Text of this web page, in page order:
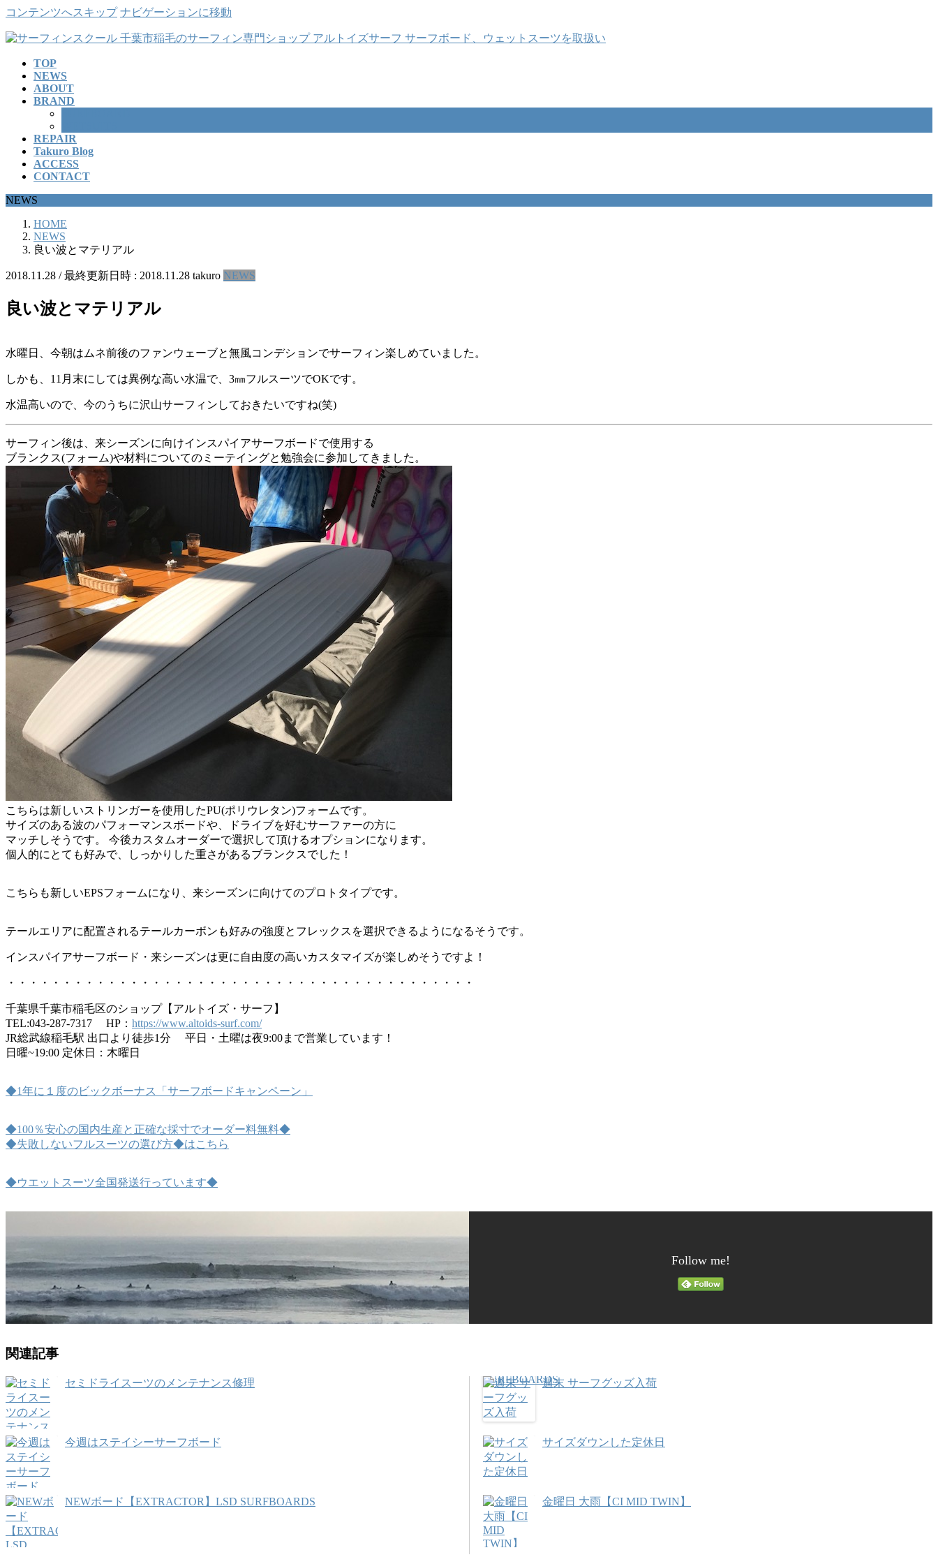
コンテンツへスキップ ナビゲーションに移動
TOP
NEWS
ABOUT
BRAND
REPAIR
Takuro Blog
ACCESS
CONTACT
NEWS
HOME
NEWS
良い波とマテリアル
2018.11.28 / 最終更新日時 : 2018.11.28 takuro NEWS
良い波とマテリアル
水曜日、今朝はムネ前後のファンウェーブと無風コンデションでサーフィン楽しめていました。
しかも、11月末にしては異例な高い水温で、3㎜フルスーツでOKです。
水温高いので、今のうちに沢山サーフィンしておきたいですね(笑)
サーフィン後は、来シーズンに向けインスパイアサーフボードで使用する
ブランクス(フォーム)や材料についてのミーテイングと勉強会に参加してきました。
こちらは新しいストリンガーを使用したPU(ポリウレタン)フォームです。
サイズのある波のパフォーマンスボードや、ドライブを好むサーファーの方に
マッチしそうです。 今後カスタムオーダーで選択して頂けるオプションになります。
個人的にとても好みで、しっかりした重さがあるブランクスでした！
こちらも新しいEPSフォームになり、来シーズンに向けてのプロトタイプです。
テールエリアに配置されるテールカーボンも好みの強度とフレックスを選択できるようになるそうです。
インスパイアサーフボード・来シーズンは更に自由度の高いカスタマイズが楽しめそうですよ！
・・・・・・・・・・・・・・・・・・・・・・・・・・・・・・・・・・・・・・・・・・
千葉県千葉市稲毛区のショップ【アルトイズ・サーフ】
TEL:043-287-7317 HP： https://www.altoids-surf.com/
JR総武線稲毛駅 出口より徒歩1分 平日・土曜は夜9:00まで営業しています！
日曜~19:00 定休日：木曜日
◆1年に１度のビックボーナス「サーフボードキャンペーン」
◆100％安心の国内生産と正確な採寸でオーダー料無料◆
◆失敗しないフルスーツの選び方◆はこちら
◆ウエットスーツ全国発送行っています◆
Follow me!
関連記事
セミドライスーツのメンテナンス修理
今週はステイシーサーフボード
NEWボード【EXTRACTOR】LSD SURFBOARDS
週末 サーフグッズ入荷
サイズダウンした定休日
金曜日 大雨【CI MID TWIN】